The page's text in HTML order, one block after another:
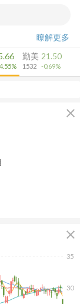
瞭解更多
勤美
1532
21.50
-0.69%
close
close
30
35